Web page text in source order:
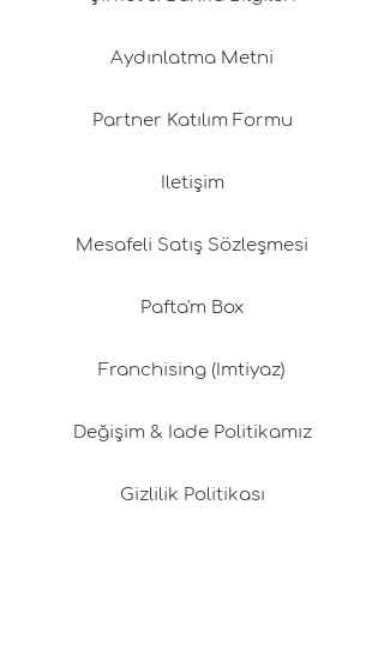
Aydınlatma Metni
Partner Katılım Formu
İletişim
Mesafeli Satış Sözleşmesi
Pafta'm Box
Franchising (İmtiyaz)
Değişim & İade Politikamız
Gizlilik Politikası